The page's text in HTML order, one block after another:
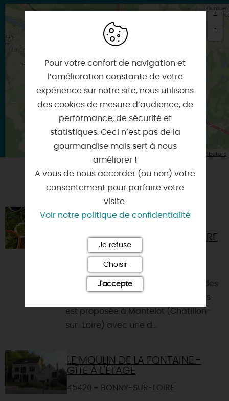
BRIARE
+
-
OpenStreetMap contributors
VOUS AIMEREZ AUSSI
SORTIE DÉCOUVERTE DES
COMESTIBLES EN BORD DE LOIRE
ET CANAUX
45360 - CHATILLON-SUR-LOIRE
Une sortie nature à la découverte des
plantes sauvages comestibles vous
est proposée à Mantelot (Châtillon-
sur-Loire) avec une d...
LE MOULIN DE LA FONTAINE -
GÎTE À L'ÉTAGE
45420 - BONNY-SUR-LOIRE
Pour votre confort de navigation et
l’amélioration constante de votre
expérience sur notre site, nous utilisons
des cookies de mesure d’audience, de
performance, de sécurité et
statistiques. Ceci n’est pas de la
gourmandise mais sert à nous
améliorer !
A vous de nous accorder (ou non) votre
consentement pour parfaire votre
visite.
Voir notre politique de confidentialité
Je refuse
Choisir
J'accepte